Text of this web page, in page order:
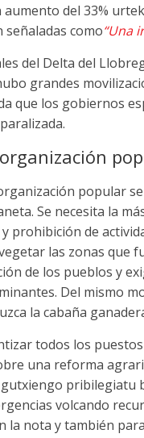
del 33%
como“Una
del Delta del
grandes
que los gobiernos
.
popular
. Se necesita la
prohibición de
las zonas que
de los pueblos y
. Del mismo
la cabaña
todos los
una reforma
pribilegiatu
volcando
la nota y también